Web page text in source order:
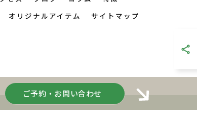
ご予約・お問い合わせ
オリジナルアイテム サイトマップ